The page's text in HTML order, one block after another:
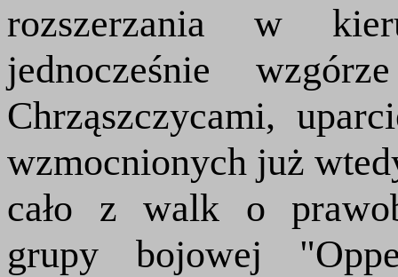
rozszerzania w
jednocześnie
Chrząszczycami,
wzmocnionych już
cało z walk o
grupy bojowej